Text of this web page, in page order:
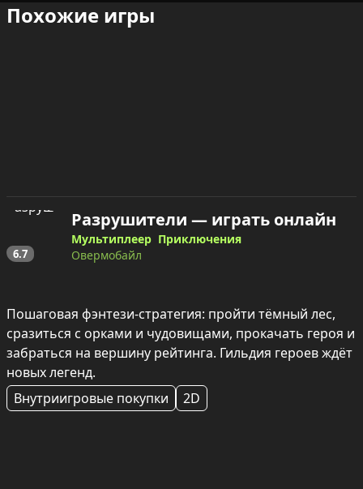
Похожие игры
6.7
Разрушители — играть онлайн
Мультиплеер Приключения
Овермобайл
Пошаговая фэнтези-стратегия: пройти тёмный лес,
сразиться с орками и чудовищами, прокачать героя и
забраться на вершину рейтинга. Гильдия героев ждёт
новых легенд.
Внутриигровые покупки
2D